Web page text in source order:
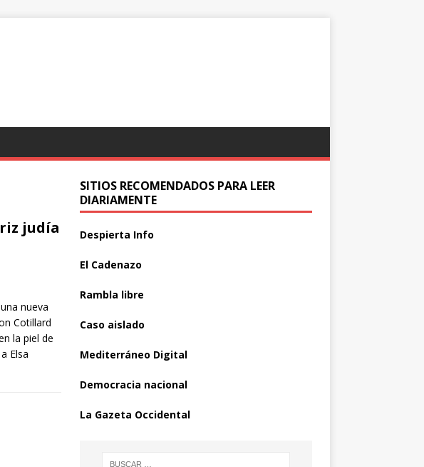
judía
nueva
Cotillard
la piel de
Elsa
SITIOS RECOMENDADOS PARA LEER
DIARIAMENTE
Despierta Info
El Cadenazo
Rambla libre
Caso aislado
Mediterráneo Digital
Democracia nacional
La Gazeta Occidental